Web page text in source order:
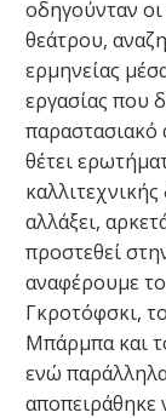
οδηγούνταν
θεάτρου,
ερμηνείας
εργασίας που
παραστασιακό
θέτει
αλλάξει,
προστεθεί
αναφέρουμε
Γκροτόφσκι,
Μπάρμπα και
ενώ
αποπειράθηκε